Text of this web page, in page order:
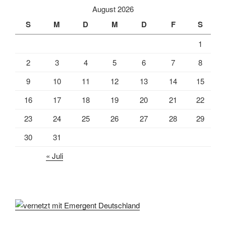
August 2026
S M D M D F S
1
2
3 4 5 6 7
8
9
10 11 12 13 14
15
16
17 18 19 20 21
22
23
24 25 26 27 28
29
30
31
« Juli